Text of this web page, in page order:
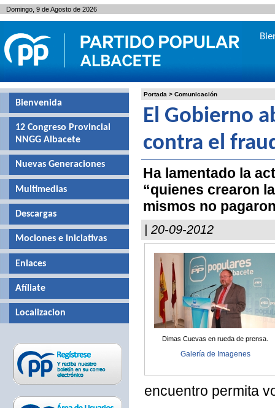
Portada > Comunicación
El Gobierno
contra el
Ha lamentado la
“quienes crearon
mismos no
| 20-09-2012
Dimas Cuevas en rueda de prensa.
Galería de Imagenes
encuentro permita
Bienvenida
12 Congreso Provincial
NNGG Albacete
Nuevas Generaciones
Multimedias
Descargas
Mociones e iniciativas
Enlaces
Afíliate
Localizacion
Domingo, 9 de Agosto de 2026